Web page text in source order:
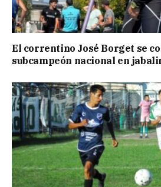
El correntino José Borget se
subcampeón nacional en